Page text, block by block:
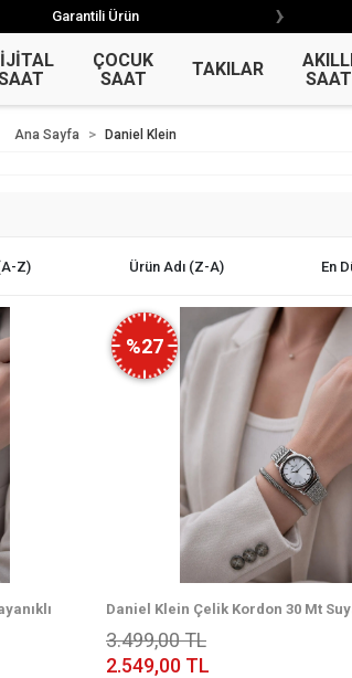
Garantili Ürün ›
ÇOCUK
SAAT
TAKILAR
SAAT
Garantili Ürün ›
Ana Sayfa Daniel Klein
Z) Ürün Adı (Z-A) En
%27
Daniel Klein Çelik Kordon 30 Mt
Özel Tasarım Kadın Kol Saati +
VS.BLKT.1011
3.499,00 TL
2.549,00 TL